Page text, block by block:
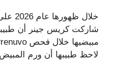
شاركت كريس جينر أن
لاحظ طبيبها أن ورم